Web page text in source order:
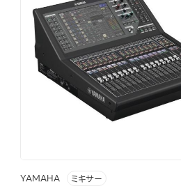
YAMAHA ミキサー